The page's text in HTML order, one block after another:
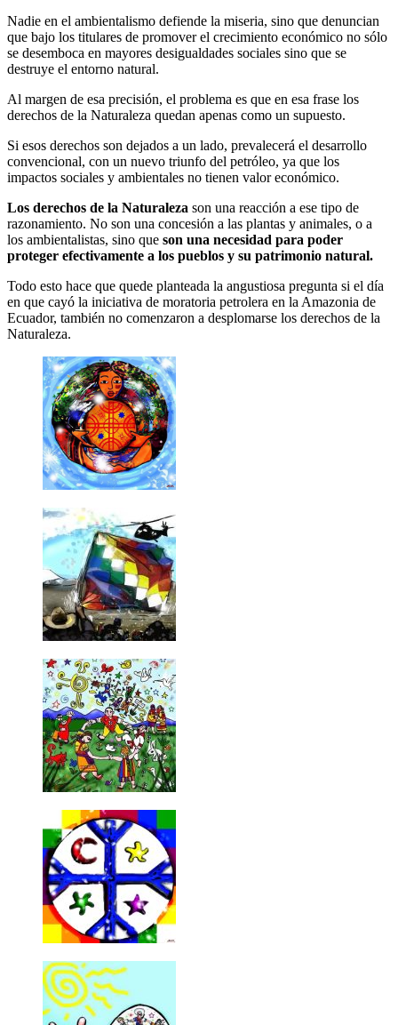
Nadie en el ambientalismo defiende la miseria, sino que denuncian
que bajo los titulares de promover el crecimiento económico no sólo
se desemboca en mayores desigualdades sociales sino que se
destruye el entorno natural.
Al margen de esa precisión, el problema es que en esa frase los
derechos de la Naturaleza quedan apenas como un supuesto.
Si esos derechos son dejados a un lado, prevalecerá el desarrollo
convencional, con un nuevo triunfo del petróleo, ya que los
impactos sociales y ambientales no tienen valor económico.
Los derechos de la Naturaleza son una reacción a ese tipo de
razonamiento. No son una concesión a las plantas y animales, o a
los ambientalistas, sino que son una necesidad para poder
proteger efectivamente a los pueblos y su patrimonio natural.
Todo esto hace que quede planteada la angustiosa pregunta si el día
en que cayó la iniciativa de moratoria petrolera en la Amazonia de
Ecuador, también no comenzaron a desplomarse los derechos de la
Naturaleza.